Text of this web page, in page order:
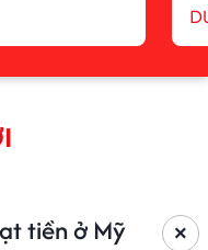
tiền ở Mỹ ×